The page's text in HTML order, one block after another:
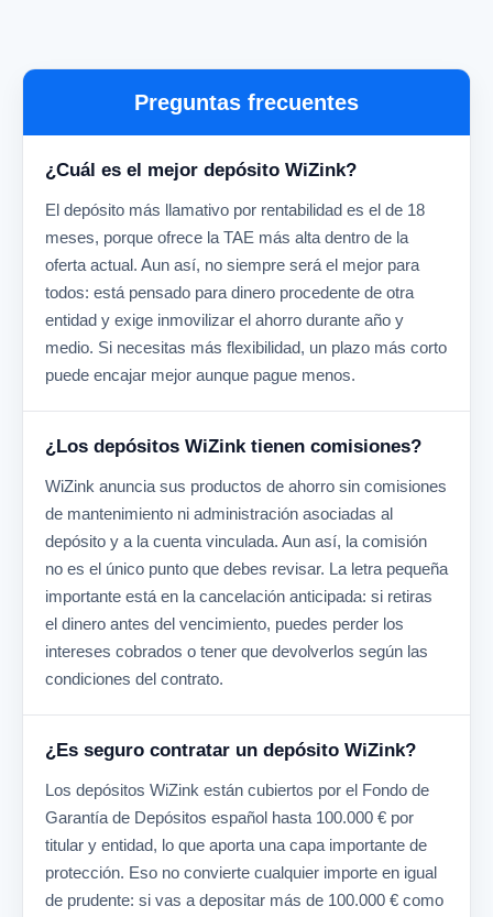
Preguntas frecuentes
¿Cuál es el mejor depósito WiZink?
El depósito más llamativo por rentabilidad es el de 18
meses, porque ofrece la TAE más alta dentro de la
oferta actual. Aun así, no siempre será el mejor para
todos: está pensado para dinero procedente de otra
entidad y exige inmovilizar el ahorro durante año y
medio. Si necesitas más flexibilidad, un plazo más corto
puede encajar mejor aunque pague menos.
¿Los depósitos WiZink tienen comisiones?
WiZink anuncia sus productos de ahorro sin comisiones
de mantenimiento ni administración asociadas al
depósito y a la cuenta vinculada. Aun así, la comisión
no es el único punto que debes revisar. La letra pequeña
importante está en la cancelación anticipada: si retiras
el dinero antes del vencimiento, puedes perder los
intereses cobrados o tener que devolverlos según las
condiciones del contrato.
¿Es seguro contratar un depósito WiZink?
Los depósitos WiZink están cubiertos por el Fondo de
Garantía de Depósitos español hasta 100.000 € por
titular y entidad, lo que aporta una capa importante de
protección. Eso no convierte cualquier importe en igual
de prudente: si vas a depositar más de 100.000 € como